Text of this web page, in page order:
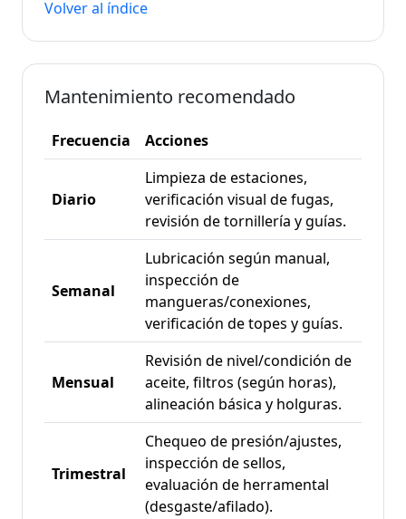
Volver al índice
Mantenimiento recomendado
Frecuencia Acciones
Diario
Limpieza de estaciones,
verificación visual de fugas,
revisión de tornillería y guías.
Semanal
Lubricación según manual,
inspección de
mangueras/conexiones,
verificación de topes y guías.
Mensual
Revisión de nivel/condición de
aceite, filtros (según horas),
alineación básica y holguras.
Trimestral
Chequeo de presión/ajustes,
inspección de sellos,
evaluación de herramental
(desgaste/afilado).